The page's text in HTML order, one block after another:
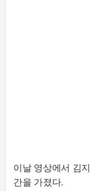
이날 영상에서 김
간을 가졌다.